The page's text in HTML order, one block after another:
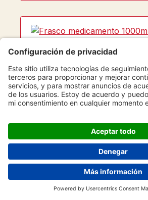
Calificación promedio de 5 de
Frasco medicamento
tapón azul con anillo precinto